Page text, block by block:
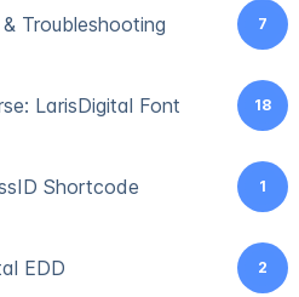
Troubleshooting 7
LarisDigital Font 18
Shortcode 1
EDD 2